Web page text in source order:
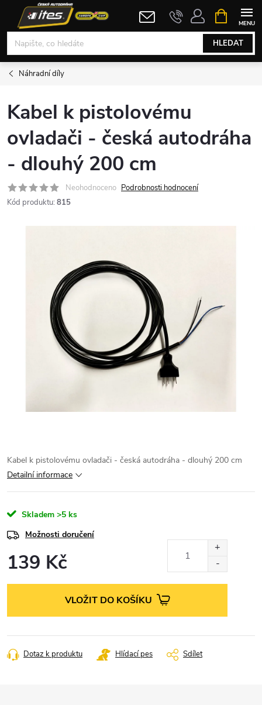
obsah
HLEDAT
NÁKUPNÍ
KOŠÍK
Náhradní díly
Kabel k pistolovému
ovladači - česká autodráha
- dlouhý 200 cm
Neohodnoceno Podrobnosti hodnocení
Kód produktu: 815
Kabel k pistolovému ovladači - česká autodráha - dlouhý 200 cm
Detailní informace
Skladem >5 ks
Možnosti doručení
139 Kč
VLOŽIT DO KOŠÍKU
Dotaz k produktu Hlídací pes Sdílet